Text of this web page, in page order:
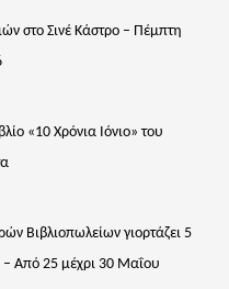
στο Σινέ Κάστρο – Πέμπτη
«10 Χρόνια Ιόνιο» του
Βιβλιοπωλείων γιορτάζει 5
– Από 25 μέχρι 30 Μαΐου